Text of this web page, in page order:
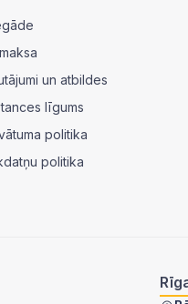
un atbildes
līgums
politika
politika